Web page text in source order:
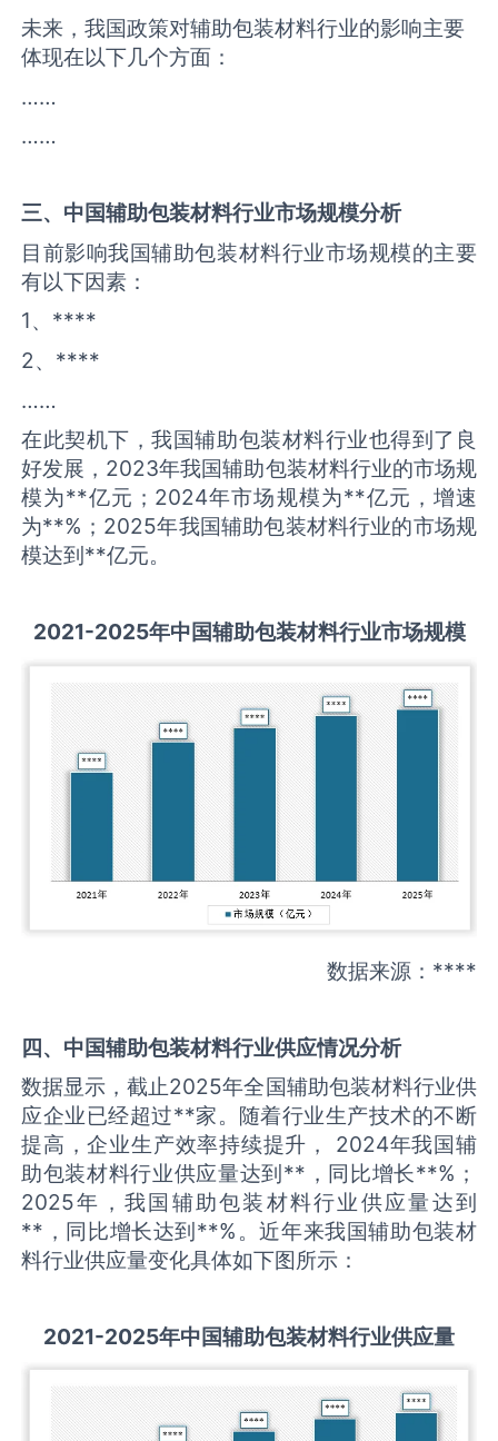
未来，我国政策对辅助包装材料行业的影响主要
体现在以下几个方面：
……
……
三、中国辅助包装材料行业市场规模分析
目前影响我国辅助包装材料行业市场规模的主要
有以下因素：
1、****
2、****
……
在此契机下，我国辅助包装材料行业也得到了良
好发展，2023年我国辅助包装材料行业的市场规
模为**亿元；2024年市场规模为**亿元，增速
为**%；2025年我国辅助包装材料行业的市场规
模达到**亿元。
2021-2025年中国辅助包装材料行业市场规模
数据来源：****
四、中国辅助包装材料行业供应情况分析
数据显示，截止2025年全国辅助包装材料行业供
应企业已经超过**家。随着行业生产技术的不断
提高，企业生产效率持续提升， 2024年我国辅
助包装材料行业供应量达到**，同比增长**%；
2025年，我国辅助包装材料行业供应量达到
**，同比增长达到**%。近年来我国辅助包装材
料行业供应量变化具体如下图所示：
2021-2025年中国辅助包装材料行业供应量